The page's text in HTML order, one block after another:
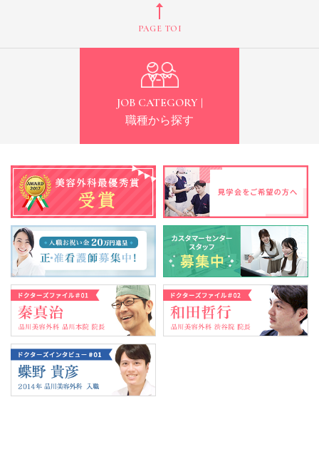
JOB CATEGORY |
職種から探す
PAGE TOP